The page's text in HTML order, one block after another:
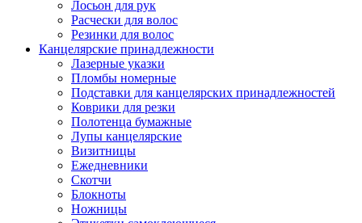
Лосьон для рук
Расчески для волос
Резинки для волос
Канцелярские принадлежности
Лазерные указки
Пломбы номерные
Подставки для канцелярских принадлежностей
Коврики для резки
Полотенца бумажные
Лупы канцелярские
Визитницы
Ежедневники
Скотчи
Блокноты
Ножницы